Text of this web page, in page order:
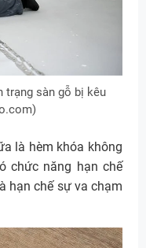
trạng sàn gỗ bị kêu
là hèm khóa không
chức năng hạn chế
hạn chế sự va chạm